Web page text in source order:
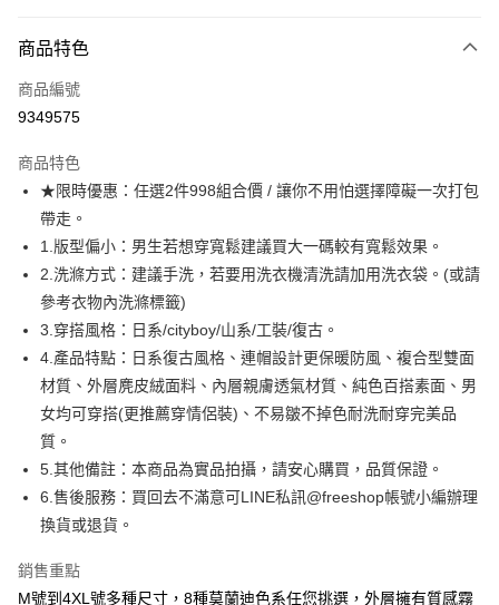
信用卡一次付款
超商取貨付款
Apple Pay
街口支付
悠遊付
ATM付款
運送方式
每筆NT$80，滿NT$1,000(含以上)免運費
付款後全家取貨
每筆NT$80，滿NT$1,000(含以上)免運費
每筆NT$80，滿NT$1,000(含以上)免運費
商品特色
商品編號
9349575
商品特色
★限時優惠：任選2件998組合價 / 讓你不用怕選擇障礙一次打包
帶走。
1.版型偏小：男生若想穿寬鬆建議買大一碼較有寬鬆效果。
2.洗滌方式：建議手洗，若要用洗衣機清洗請加用洗衣袋。(或請
參考衣物內洗滌標籤)
3.穿搭風格：日系/cityboy/山系/工裝/復古。
4.產品特點：日系復古風格、連帽設計更保暖防風、複合型雙面
材質、外層麂皮絨面料、內層親膚透氣材質、純色百搭素面、男
女均可穿搭(更推薦穿情侶裝)、不易皺不掉色耐洗耐穿完美品
質。
5.其他備註：本商品為實品拍攝，請安心購買，品質保證。
6.售後服務：買回去不滿意可LINE私訊@freeshop帳號小編辦理
換貨或退貨。
銷售重點
M號到4XL號多種尺寸，8種莫蘭迪色系任您挑選，外層擁有質感霧